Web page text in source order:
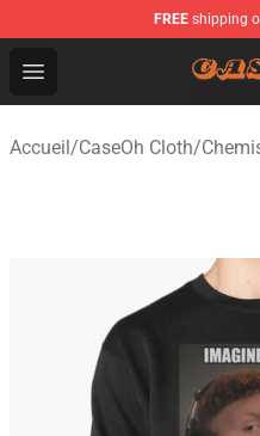
FREE shipping
Open menu
CaseOh Shop - Official
Accueil/CaseOh Cloth/